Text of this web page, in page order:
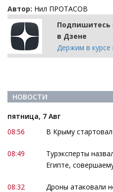
Автор: Нил ПРОТАСОВ
в Дзене
Держим в курсе
НОВОСТИ
пятница, 7 Авг
08:56
В Крыму
08:49
Турэксперты
Египте,
08:32
Дроны атаковали